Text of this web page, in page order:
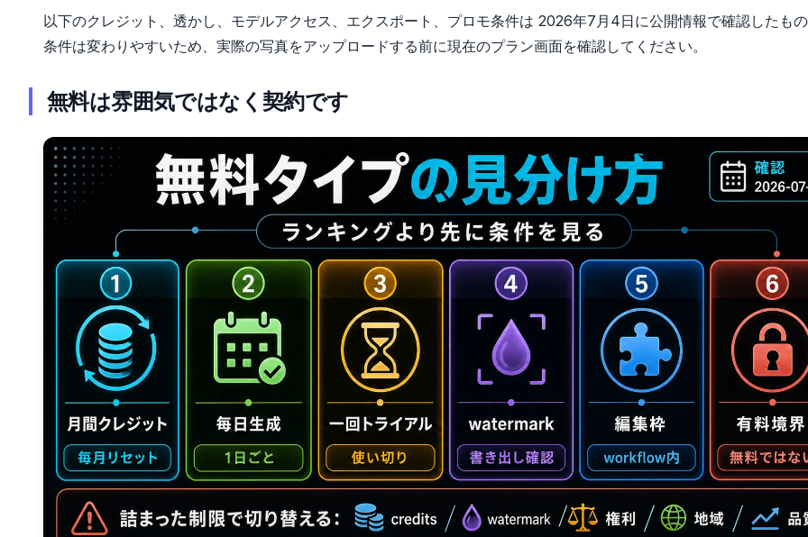
以下のクレジット、透かし、モデルアクセス、エクスポート、プロモ条件は 2026年7月4日に公開情報で確認したもの
条件は変わりやすいため、実際の写真をアップロードする前に現在のプラン画面を確認してください。
無料は雰囲気ではなく契約です